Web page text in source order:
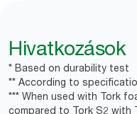
Hivatkozások
* Based on durability test
** According to
*** When used with Tork
compared to Tork S2 with